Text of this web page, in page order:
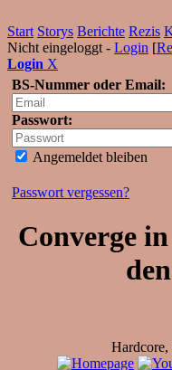
Start Storys Berichte Rezis
Nicht eingeloggt - Login [
Login X
BS-Nummer oder Email:
Passwort:
Angemeldet bleiben
Passwort vergessen?
Converge
Hardcore,